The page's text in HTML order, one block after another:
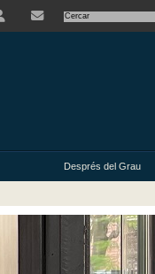
Després del Grau